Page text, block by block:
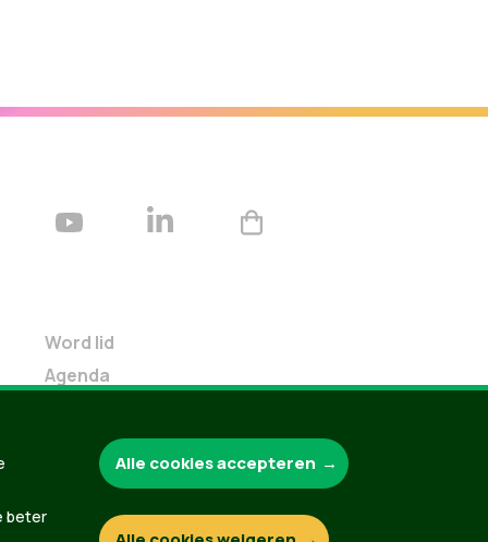
Word lid
Agenda
Verleng je lidmaatschap
Programma oktober 2024
beter
Alle cookies accepteren